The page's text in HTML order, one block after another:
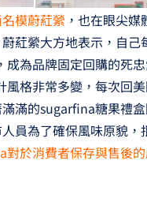
模蔚葒縈 ，也在眼尖
葒縈大方地表示，自
為品牌固定回購的死
格非常多變，每次回
滿的sugarfina糖果禮
員為了確保風味原貌
對於消費者保存與售後